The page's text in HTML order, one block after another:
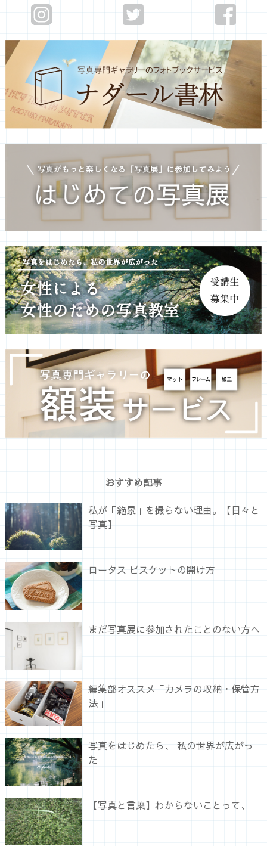
おすすめ記事
私が「絶景」を撮らない理由。【日々と
写真】
ロータス ビスケットの開け方
まだ写真展に参加されたことのない方へ
編集部オススメ「カメラの収納・保管方
法」
写真をはじめたら、 私の世界が広がっ
た
【写真と言葉】わからないことって、